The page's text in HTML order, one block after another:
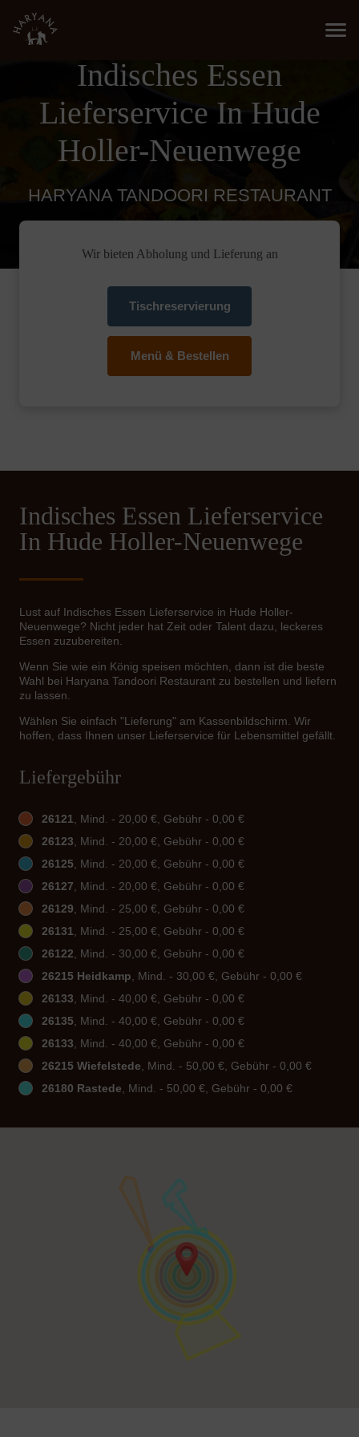
Indisches Essen
Lieferservice In Hude
Holler-Neuenwege
HARYANA TANDOORI RESTAURANT
Wir bieten Abholung und Lieferung an
Tischreservierung
Menü & Bestellen
Indisches Essen Lieferservice
In Hude Holler-Neuenwege
Lust auf Indisches Essen Lieferservice in Hude Holler-
Neuenwege? Nicht jeder hat Zeit oder Talent dazu, leckeres
Essen zuzubereiten.
Wenn Sie wie ein König speisen möchten, dann ist die beste
Wahl bei Haryana Tandoori Restaurant zu bestellen und liefern
zu lassen.
Wählen Sie einfach "Lieferung" am Kassenbildschirm. Wir
hoffen, dass Ihnen unser Lieferservice für Lebensmittel gefällt.
Liefergebühr
26121, Mind. - 20,00 €, Gebühr - 0,00 €
26123, Mind. - 20,00 €, Gebühr - 0,00 €
26125, Mind. - 20,00 €, Gebühr - 0,00 €
26127, Mind. - 20,00 €, Gebühr - 0,00 €
26129, Mind. - 25,00 €, Gebühr - 0,00 €
26131, Mind. - 25,00 €, Gebühr - 0,00 €
26122, Mind. - 30,00 €, Gebühr - 0,00 €
26215 Heidkamp, Mind. - 30,00 €, Gebühr - 0,00 €
26133, Mind. - 40,00 €, Gebühr - 0,00 €
26135, Mind. - 40,00 €, Gebühr - 0,00 €
26133, Mind. - 40,00 €, Gebühr - 0,00 €
26215 Wiefelstede, Mind. - 50,00 €, Gebühr - 0,00 €
26180 Rastede, Mind. - 50,00 €, Gebühr - 0,00 €